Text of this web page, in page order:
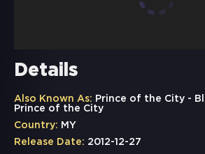
Details
Also Known As: Prince of the City -
Prince of the City
Country: MY
Release Date: 2012-12-27